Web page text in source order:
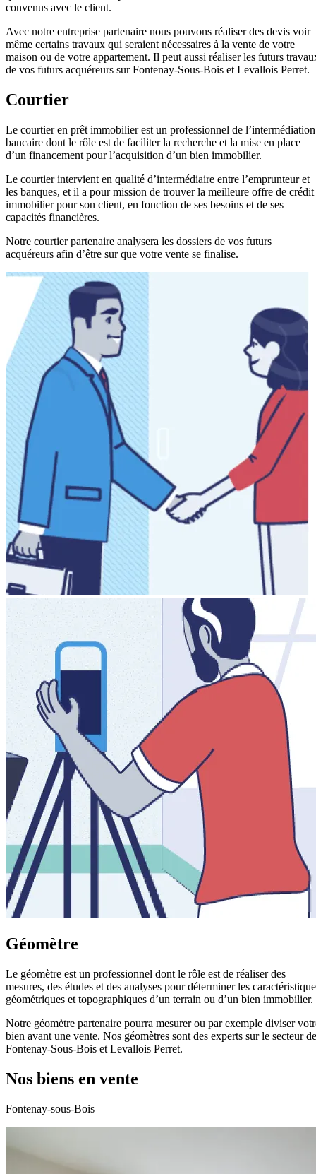
convenus avec le client.
Avec notre entreprise partenaire nous pouvons réaliser des devis voir
même certains travaux qui seraient nécessaires à la vente de votre
maison ou de votre appartement. Il peut aussi réaliser les futurs
de vos futurs acquéreurs sur Fontenay-Sous-Bois et Levallois Perret.
Courtier
Le courtier en prêt immobilier est un professionnel de l’intermédiation
bancaire dont le rôle est de faciliter la recherche et la mise en place
d’un financement pour l’acquisition d’un bien immobilier.
Le courtier intervient en qualité d’intermédiaire entre l’emprunteur et
les banques, et il a pour mission de trouver la meilleure offre de crédit
immobilier pour son client, en fonction de ses besoins et de ses
capacités financières.
Notre courtier partenaire analysera les dossiers de vos futurs
acquéreurs afin d’être sur que votre vente se finalise.
Géomètre
Le géomètre est un professionnel dont le rôle est de réaliser des
mesures, des études et des analyses pour déterminer les
géométriques et topographiques d’un terrain ou d’un bien immobilier.
Notre géomètre partenaire pourra mesurer ou par exemple diviser
bien avant une vente. Nos géomètres sont des experts sur le secteur de
Fontenay-Sous-Bois et Levallois Perret.
Nos biens en vente
Fontenay-sous-Bois